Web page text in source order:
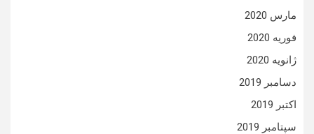
مارس 2020
فوریه 2020
ژانویه 2020
دسامبر 2019
اکتبر 2019
سپتامبر 2019